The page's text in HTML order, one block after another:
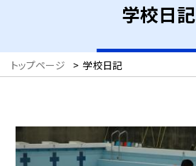
学校日記
トップページ > 学校日記